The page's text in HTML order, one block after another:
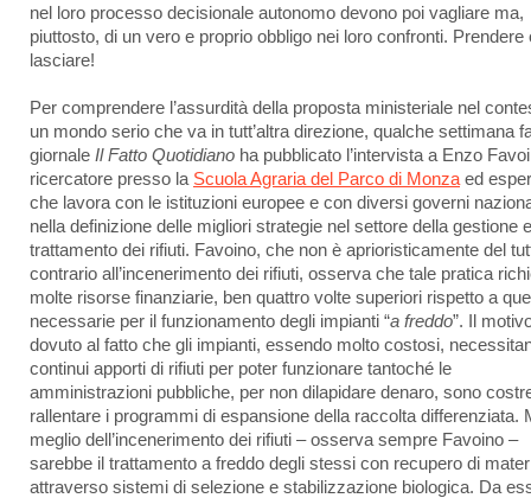
nel loro processo decisionale autonomo devono poi vagliare ma,
piuttosto, di un vero e proprio obbligo nei loro confronti. Prendere
lasciare!
Per comprendere l’assurdità della proposta ministeriale nel
un mondo serio che va in tutt’altra direzione, qualche settimana
giornale Il Fatto Quotidiano ha pubblicato l’intervista a Enzo
ricercatore presso la Scuola Agraria del Parco di Monza ed
che lavora con le istituzioni europee e con diversi governi
nella definizione delle migliori strategie nel settore della gestione
trattamento dei rifiuti. Favoino, che non è aprioristicamente del
contrario all’incenerimento dei rifiuti, osserva che tale pratica
molte risorse finanziarie, ben quattro volte superiori rispetto a
necessarie per il funzionamento degli impianti “a freddo”. Il
dovuto al fatto che gli impianti, essendo molto costosi,
continui apporti di rifiuti per poter funzionare tantoché le
amministrazioni pubbliche, per non dilapidare denaro, sono
rallentare i programmi di espansione della raccolta differenziata.
meglio dell’incenerimento dei rifiuti – osserva sempre Favoino –
sarebbe il trattamento a freddo degli stessi con recupero di
attraverso sistemi di selezione e stabilizzazione biologica. Da